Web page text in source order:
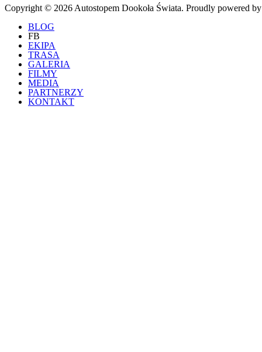
Copyright © 2026 Autostopem Dookoła Świata. Proudly powered
BLOG
FB
EKIPA
TRASA
GALERIA
FILMY
MEDIA
PARTNERZY
KONTAKT